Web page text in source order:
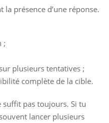
présence d’une réponse.
;
plusieurs tentatives ;
complète de la cible.
suffit pas toujours. Si tu
lancer plusieurs